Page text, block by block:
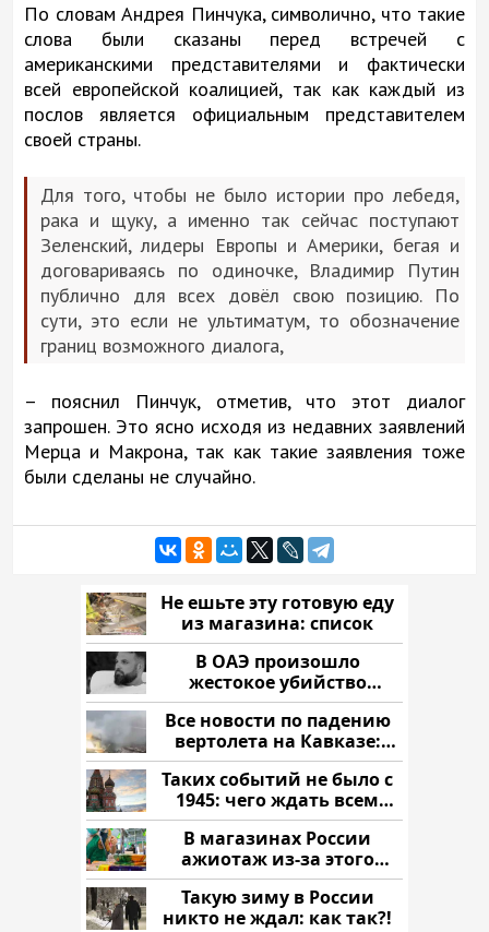
По словам Андрея Пинчука, символично, что такие
слова были сказаны перед встречей с
американскими представителями и фактически
всей европейской коалицией, так как каждый из
послов является официальным представителем
своей страны.
Для того, чтобы не было истории про лебедя,
рака и щуку, а именно так сейчас поступают
Зеленский, лидеры Европы и Америки, бегая и
договариваясь по одиночке, Владимир Путин
публично для всех довёл свою позицию. По
сути, это если не ультиматум, то обозначение
границ возможного диалога,
– пояснил Пинчук, отметив, что этот диалог
запрошен. Это ясно исходя из недавних заявлений
Мерца и Макрона, так как такие заявления тоже
были сделаны не случайно.
Не ешьте эту готовую еду
из магазина: список
В ОАЭ произошло
жестокое убийство
криптомиллионера
Все новости по падению
вертолета на Кавказе:
читать здесь
Таких событий не было с
1945: чего ждать всем
нам?
В магазинах России
ажиотаж из-за этого
продукта: что купить?
Такую зиму в России
никто не ждал: как так?!